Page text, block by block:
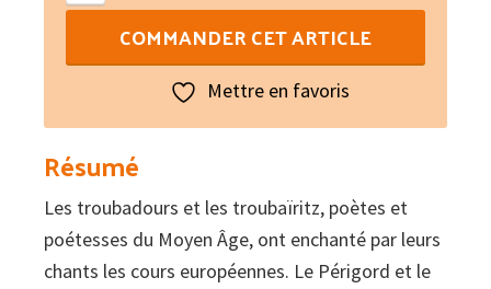
de
comme
une
trobairitz
!
COMMANDER CET ARTICLE
Mettre en favoris
Résumé
Les troubadours et les troubaïritz, poètes et
poétesses du Moyen Âge, ont enchanté par leurs
chants les cours européennes. Le Périgord et le